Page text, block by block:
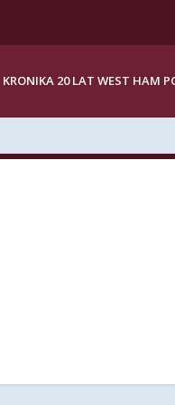
KRONIKA 20 LAT WEST HAM